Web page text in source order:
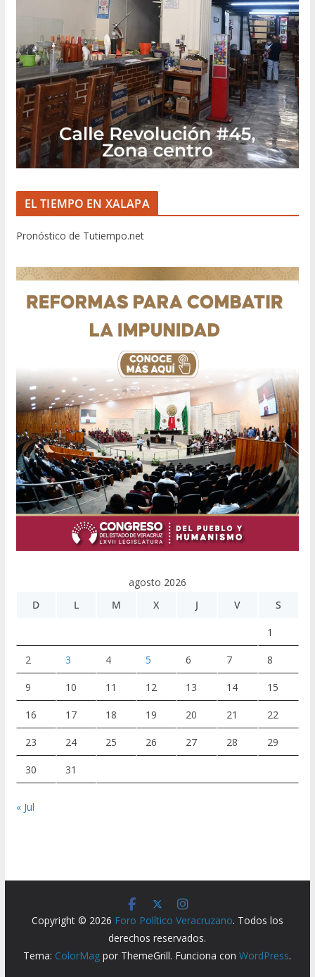
EL TIEMPO EN XALAPA
Pronóstico de Tutiempo.net
agosto 2026
D
L M X J V S
1
2 3 4 5 6 7 8
9 10 11 12 13 14 15
16 17 18 19 20 21 22
23 24 25 26 27 28 29
30 31
« Jul
Copyright © 2026 Foro Político Veracruzano. Todos los
derechos reservados.
Tema: ColorMag por ThemeGrill. Funciona conWordPress.